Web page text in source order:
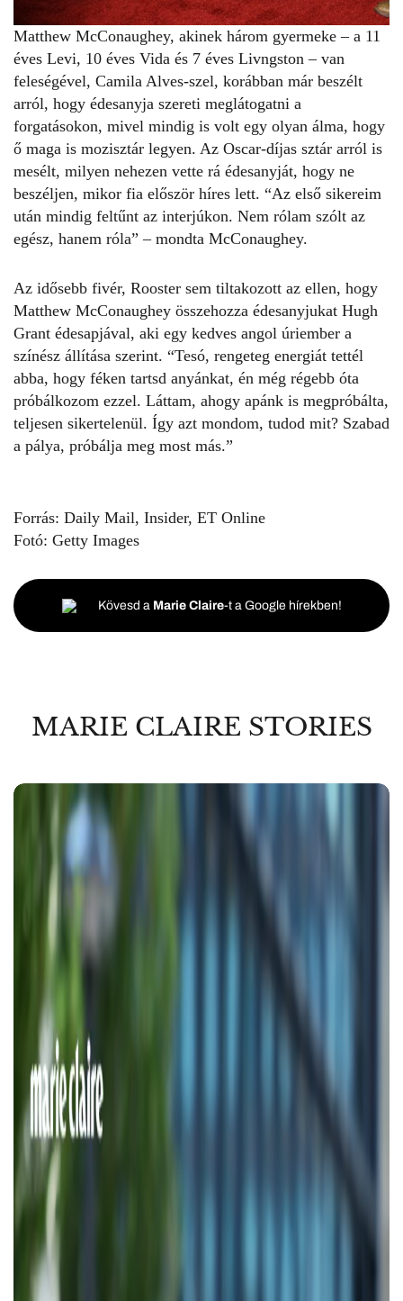
Matthew McConaughey, akinek három gyermeke – a 11
éves Levi, 10 éves Vida és 7 éves Livngston – van
feleségével, Camila Alves-szel, korábban már beszélt
arról, hogy édesanyja szereti meglátogatni a
forgatásokon, mivel mindig is volt egy olyan álma, hogy
ő maga is mozisztár legyen. Az Oscar-díjas sztár arról is
mesélt, milyen nehezen vette rá édesanyját, hogy ne
beszéljen, mikor fia először híres lett. “Az első sikereim
után mindig feltűnt az interjúkon. Nem rólam szólt az
egész, hanem róla” – mondta McConaughey.
Az idősebb fivér, Rooster sem tiltakozott az ellen, hogy
Matthew McConaughey összehozza édesanyjukat Hugh
Grant édesapjával, aki egy kedves angol úriember a
színész állítása szerint. “Tesó, rengeteg energiát tettél
abba, hogy féken tartsd anyánkat, én még régebb óta
próbálkozom ezzel. Láttam, ahogy apánk is megpróbálta,
teljesen sikertelenül. Így azt mondom, tudod mit? Szabad
a pálya, próbálja meg most más.”
Forrás: Daily Mail, Insider, ET Online
Fotó: Getty Images
Kövesd a Marie Claire-t a Google hírekben!
MARIE CLAIRE STORIES